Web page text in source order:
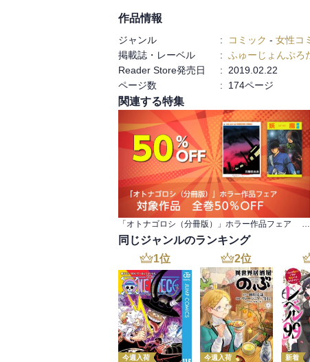
作品情報
ジャンル : コミック - 女性コ
掲載誌・レーベル
: ふゅーじょんぷろ
Reader Store発売日
: 2019.02.22
ページ数
: 174ページ
関連する特集
同じジャンルのランキング
1位
今週入荷
2位
今週入荷 新着